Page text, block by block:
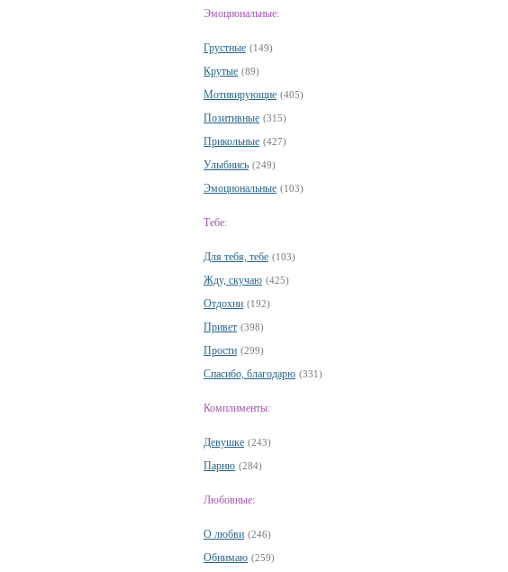
Эмоциональные:
Грустные (149)
Крутые (89)
Мотивирующие (405)
Позитивные (315)
Прикольные (427)
Улыбнись (249)
Эмоциональные (103)
Тебе:
Для тебя, тебе (103)
Жду, скучаю (425)
Отдохни (192)
Привет (398)
Прости (299)
Спасибо, благодарю (331)
Комплименты:
Девушке (243)
Парню (284)
Любовные:
О любви (246)
Обнимаю (259)